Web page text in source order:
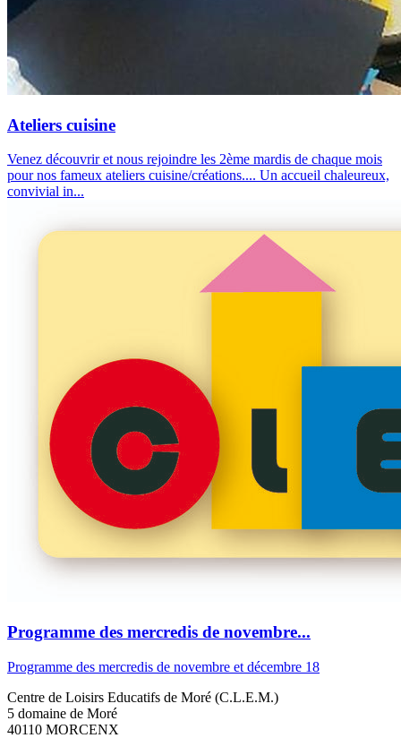
Ateliers cuisine
Venez découvrir et nous rejoindre les 2ème mardis de chaque mois
pour nos fameux ateliers cuisine/créations.... Un accueil chaleureux,
convivial in...
Programme des mercredis de novembre...
Programme des mercredis de novembre et décembre 18
Centre de Loisirs Educatifs de Moré (C.L.E.M.)
5 domaine de Moré
40110 MORCENX